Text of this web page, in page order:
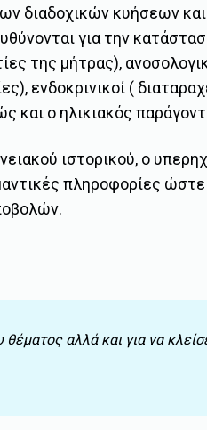
διαδοχικών κυήσεων
για την
της μήτρας),
ενδοκρινικοί (
και ο ηλικιακός
ιστορικού, ο
πληροφορίες
αλλά και για να